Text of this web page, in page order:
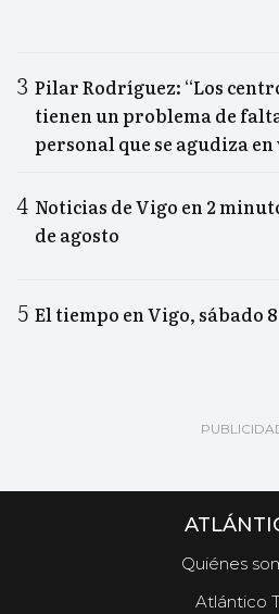
Pilar Rodríguez: “Los
tienen un problema de
personal que se agudiza en
Noticias de Vigo en 2
de agosto
El tiempo en Vigo, sábado
Quiénes
Atlántico